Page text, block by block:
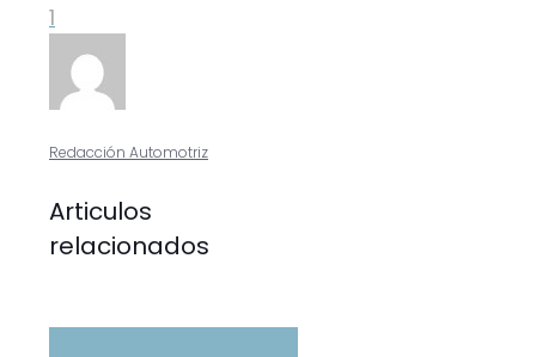
1
Redacción Automotriz
Articulos
relacionados